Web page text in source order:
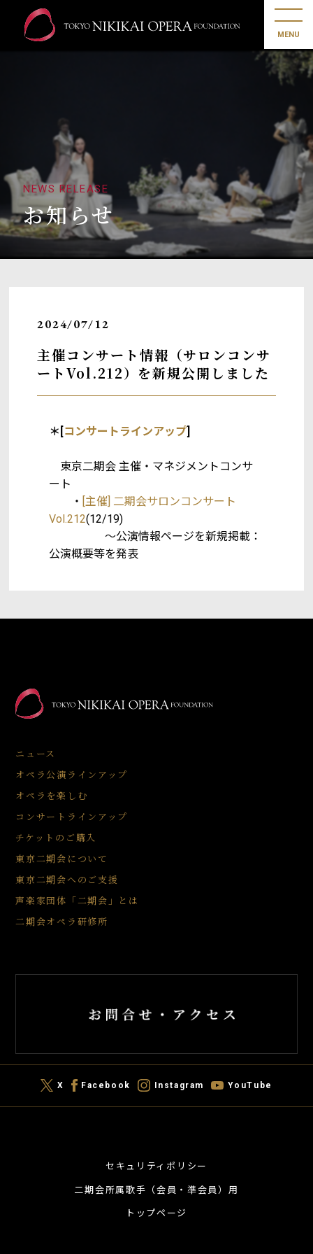
MENU
NEWS RELEASE
お知らせ
2024/07/12
主催コンサート情報（サロンコンサ
ートVol.212）を新規公開しました
＊[コンサートラインアップ]
東京二期会 主催・マネジメントコンサ
ート
・ [主催] 二期会サロンコンサート
Vol.212(12/19)
～公演情報ページを新規掲載：
公演概要等を発表
ニュース
オペラ公演ラインアップ
オペラを楽しむ
コンサートラインアップ
チケットのご購入
東京二期会について
東京二期会へのご支援
声楽家団体「二期会」とは
二期会オペラ研修所
X Facebook Instagram YouTube
セキュリティポリシー
二期会所属歌手（会員・準会員）用
トップページ